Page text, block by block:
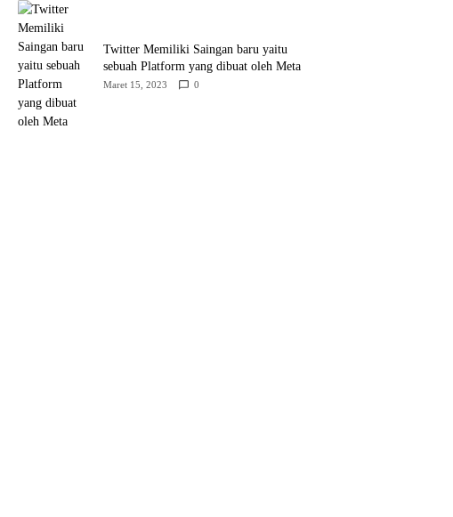
Twitter Memiliki Saingan baru yaitu
sebuah Platform yang dibuat oleh Meta
Maret 15, 2023 0